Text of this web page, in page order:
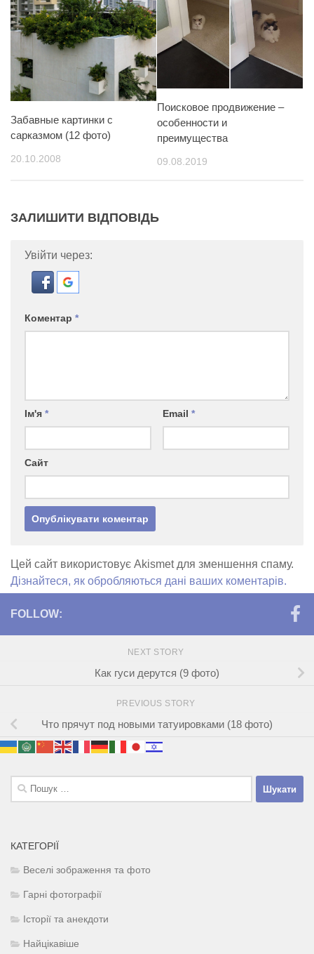
Забавные картинки с
сарказмом (12 фото)
20.10.2008
Поисковое продвижение –
особенности и
преимущества
09.08.2019
ЗАЛИШИТИ ВІДПОВІДЬ
Увійти через:
Коментар *
Ім'я * Email *
Сайт
Цей сайт використовує Akismet для зменшення спаму.
Дізнайтеся, як обробляються дані ваших коментарів.
FOLLOW:
NEXT STORY
Как гуси дерутся (9 фото)
PREVIOUS STORY
Что прячут под новыми татуировками (18 фото)
Пошук:
КАТЕГОРІЇ
Веселі зображення та фото
Гарні фотографії
Історії та анекдоти
Найцікавіше